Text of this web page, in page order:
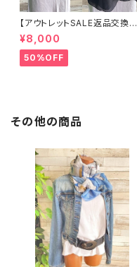
【アウトレットSALE返品交換不
可8/20まで】イタリア製 CASA
DEILUCA ITALY｜前フリル＆B
IGフリルトップス /ブラック
¥8,000
50%OFF
その他の商品